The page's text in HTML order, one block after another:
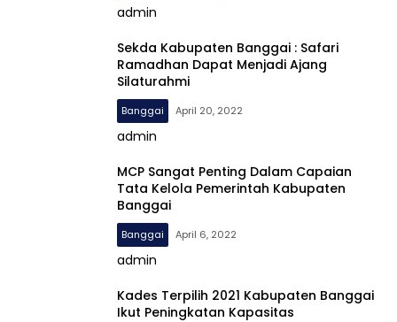
admin
Sekda Kabupaten Banggai : Safari
Ramadhan Dapat Menjadi Ajang
Silaturahmi
Banggai April 20, 2022
admin
MCP Sangat Penting Dalam Capaian
Tata Kelola Pemerintah Kabupaten
Banggai
Banggai April 6, 2022
admin
Kades Terpilih 2021 Kabupaten Banggai
Ikut Peningkatan Kapasitas